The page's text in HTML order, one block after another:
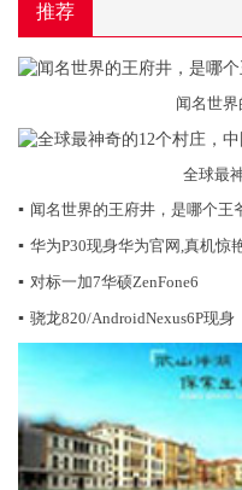
推荐
闻名世
全球最
▪ 闻名世界的王府井，是哪个王
▪ 华为P30现身华为官网,真机惊
▪ 对标一加7华硕ZenFone6
▪ 骁龙820/AndroidNexus6P现身